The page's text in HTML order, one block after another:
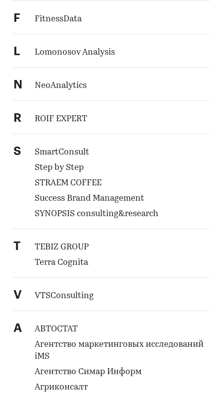
F FitnessData
L Lomonosov Analysis
N NeoAnalytics
R ROIF EXPERT
S
SmartConsult
Step by Step
STRAEM COFFEE
Success Brand Management
SYNOPSIS consulting&research
T
TEBIZ GROUP
Terra Cognita
V VTSConsulting
А
АВТОСТАТ
Агентство маркетинговых исследований
iMS
Агентство Симар Информ
Агриконсалт